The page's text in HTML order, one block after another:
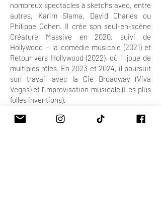
nombreux spectacles à sketchs avec, entre
autres, Karim Slama, David Charles ou
Philippe Cohen. Il crée son seul-en-scène
Créature Massive en 2020, suivi de
Hollywood – la comédie musicale (2021) et
Retour vers Hollywood (2022), où il joue de
multiples rôles. En 2023 et 2024, il poursuit
son travail avec la Cie Broadway (Viva
Vegas) et l’improvisation musicale (Les plus
folles inventions).
comédies musicales pour le Théâtre